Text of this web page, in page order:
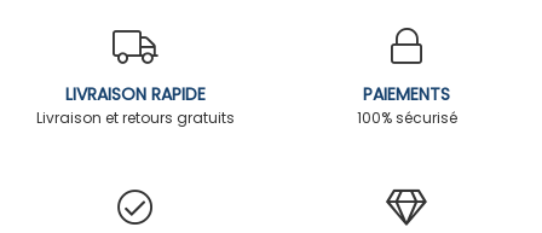
LIVRAISON RAPIDE
Livraison et retours gratuits
PAIEMENTS
100% sécurisé